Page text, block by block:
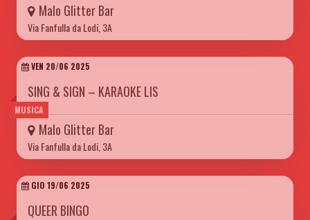
Malo Glitter Bar
Via Fanfulla da Lodi, 3A
MUSICA
VEN 20/06 2025
SING & SIGN – KARAOKE LIS
Malo Glitter Bar
Via Fanfulla da Lodi, 3A
GIO 19/06 2025
QUEER BINGO